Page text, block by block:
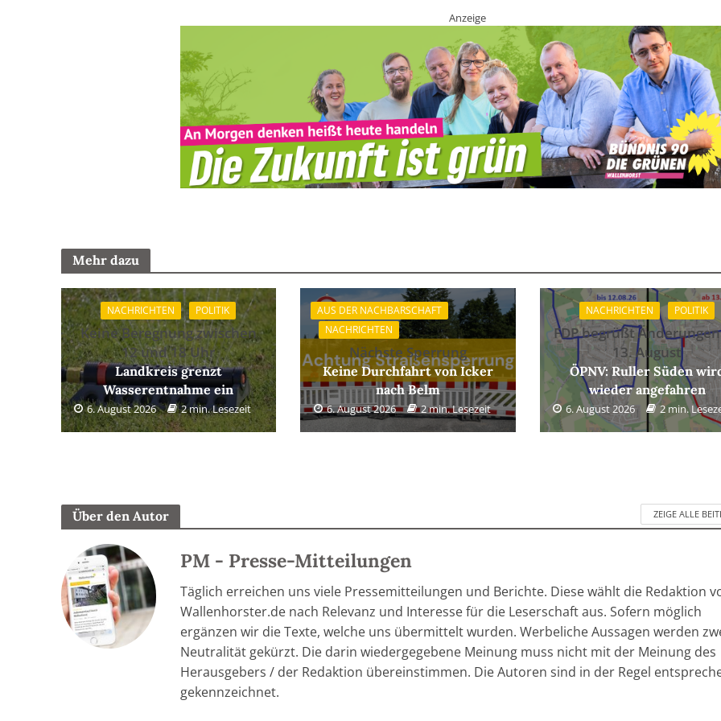
Anzeige
Mehr dazu
NACHRICHTEN POLITIK
Keine Beregnung zwischen
12 und 18 Uhr
Landkreis grenzt
Wasserentnahme ein
6. August 2026 2 min. Lesezeit
AUS DER NACHBARSCHAFT
NACHRICHTEN
Nächste Sperrung
Keine Durchfahrt von Icker
nach Belm
6. August 2026 2 min. Lesezeit
NACHRICHTEN POLITIK
FDP begrüßt
13. August
ÖPNV: Ruller Süden
wieder angefahren
6. August 2026 2 min.
Über den Autor ZEIGE ALLE
PM - Presse-Mitteilungen
Täglich erreichen uns viele Pressemitteilungen und Berichte. Diese wählt die Redaktion
Wallenhorster.de nach Relevanz und Interesse für die Leserschaft aus. Sofern möglich
ergänzen wir die Texte, welche uns übermittelt wurden. Werbeliche Aussagen werden
Neutralität gekürzt. Die darin wiedergegebene Meinung muss nicht mit der Meinung des
Herausgebers / der Redaktion übereinstimmen. Die Autoren sind in der Regel
gekennzeichnet.